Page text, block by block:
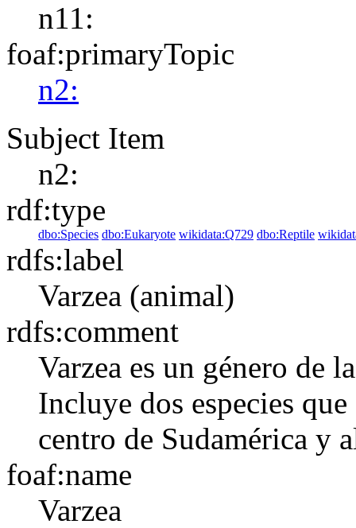
n11:
foaf:primaryTopic
n2:
Subject Item
n2:
rdf:type
dbo:Species dbo:Eukaryote wikidata:Q729 dbo:Reptile
rdfs:label
Varzea (animal)
rdfs:comment
Varzea es un género de
Incluye dos especies
centro de Sudamérica y
foaf:name
Varzea